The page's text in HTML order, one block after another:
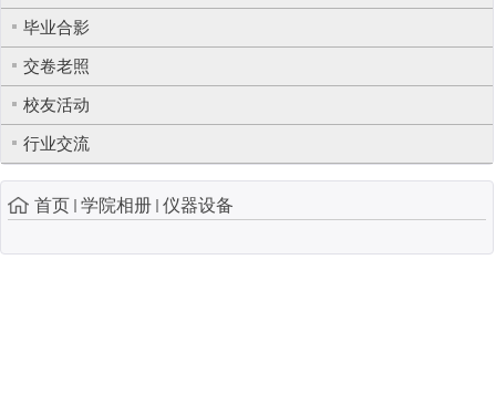
毕业合影
交卷老照
校友活动
行业交流
首页 学院相册 仪器设备